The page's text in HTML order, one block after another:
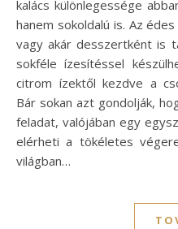
kalács különlegessége
hanem sokoldalú is. Az
vagy akár desszertként is
sokféle ízesítéssel
citrom ízektől kezdve a
Bár sokan azt gondolják,
feladat, valójában egy
elérheti a tökéletes
világban…